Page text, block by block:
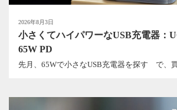
2026年8月3日
小さくてハイパワーなUSB充電器：
65W PD
先月、65Wで小さなUSB充電器を探す で、